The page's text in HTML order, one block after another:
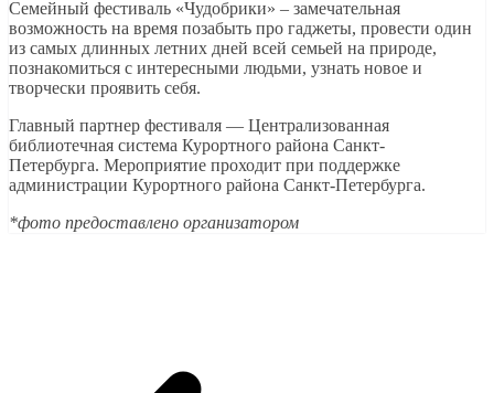
Семейный фестиваль «Чудобрики» – замечательная
возможность на время позабыть про гаджеты, провести один
из самых длинных летних дней всей семьей на природе,
познакомиться с интересными людьми, узнать новое и
творчески проявить себя.
Главный партнер фестиваля — Централизованная
библиотечная система Курортного района Санкт-
Петербурга. Мероприятие проходит при поддержке
администрации Курортного района Санкт-Петербурга.
*фото предоставлено организатором